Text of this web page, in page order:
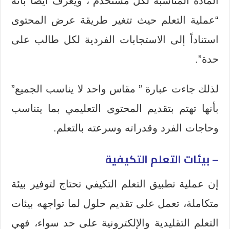
“عملية التعلم حيث تتغير طريقة عرض المحتوى
استناداً إلى الاستجابات الفردية لكل طالب على
حدة”.
لذلك جاءت عبارة ” مقاس واحد لا يناسب الجميع”
بأنها تهتم بتقديم المحتوى التعليمي بما يتناسب
وحاجات الفرد وقدراته وسرعته بالتعلم.
– بيئات التعلم التكيفية
إن عملية تطبيق التعلم التكيفي تحتاج لتوفير بيئة
متكاملة، تعمل على تقديم حلول لما تواجهه بيئات
التعلم التقليدية والإلكترونية على حد سواء، فهي